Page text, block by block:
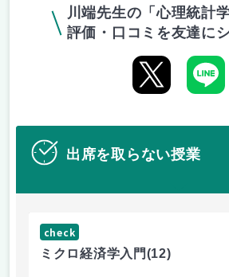
川端先生の「心理統計
評価・口コミを友達に
出席を取らない授業
check
ミクロ経済学入門(12)